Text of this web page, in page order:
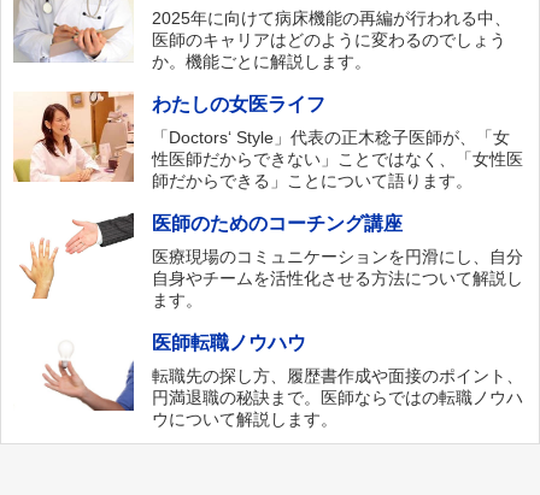
2025年に向けて病床機能の再編が行われる中、
医師のキャリアはどのように変わるのでしょう
か。機能ごとに解説します。
わたしの女医ライフ
「Doctors‘ Style」代表の正木稔子医師が、「女
性医師だからできない」ことではなく、「女性医
師だからできる」ことについて語ります。
医師のためのコーチング講座
医療現場のコミュニケーションを円滑にし、自分
自身やチームを活性化させる方法について解説し
ます。
医師転職ノウハウ
転職先の探し方、履歴書作成や面接のポイント、
円満退職の秘訣まで。医師ならではの転職ノウハ
ウについて解説します。